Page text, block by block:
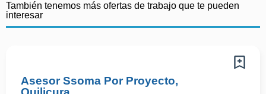
También tenemos más ofertas de trabajo que te pueden
interesar
Asesor Ssoma Por Proyecto,